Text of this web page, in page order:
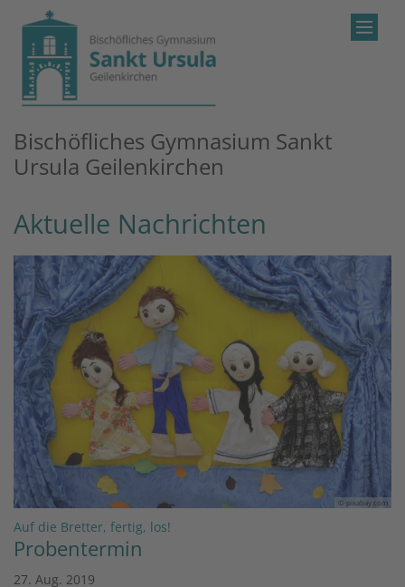
Zum Inhalt springen
Bischöfliches Gymnasium Sankt
Ursula Geilenkirchen
Aktuelle Nachrichten
© pixabay.com
Auf die Bretter, fertig, los!
Probentermin
27. Aug. 2019